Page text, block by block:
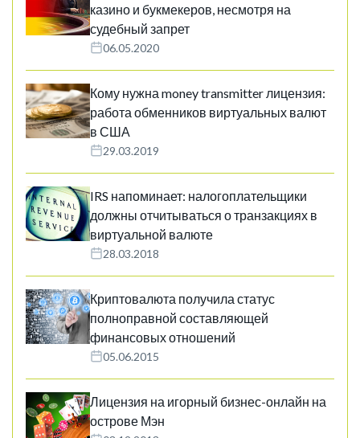
казино и букмекеров, несмотря на
судебный запрет
06.05.2020
Кому нужна money transmitter лицензия:
работа обменников виртуальных валют
в США
29.03.2019
IRS напоминает: налогоплательщики
должны отчитываться о транзакциях в
виртуальной валюте
28.03.2018
Криптовалюта получила статус
полноправной составляющей
финансовых отношений
05.06.2015
Лицензия на игорный бизнес-онлайн на
острове Мэн